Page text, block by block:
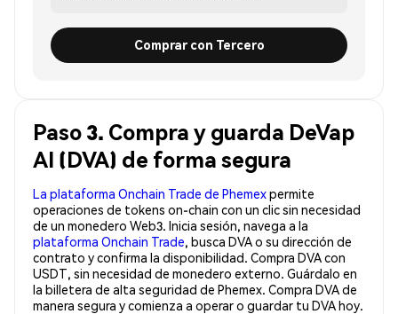
Comprar con Tercero
Paso 3. Compra y guarda DeVap
AI (DVA) de forma segura
La plataforma Onchain Trade de Phemexpermite
operaciones de tokens on-chain con un clic sin necesidad
de un monedero Web3. Inicia sesión, navega a la
plataforma Onchain Trade, busca DVA o su dirección de
contrato y confirma la disponibilidad. Compra DVA con
USDT, sin necesidad de monedero externo. Guárdalo en
la billetera de alta seguridad de Phemex. Compra DVA de
manera segura y comienza a operar o guardar tu DVA hoy.